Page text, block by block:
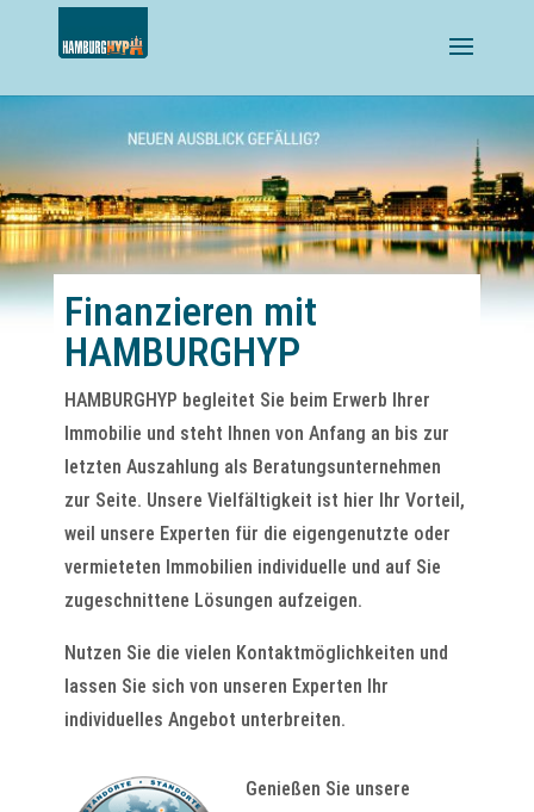
Finanzieren mit
HAMBURGHYP
HAMBURGHYP begleitet Sie beim Erwerb Ihrer
Immobilie und steht Ihnen von Anfang an bis zur
letzten Auszahlung als Beratungsunternehmen
zur Seite. Unsere Vielfältigkeit ist hier Ihr Vorteil,
weil unsere Experten für die eigengenutzte oder
vermieteten Immobilien individuelle und auf Sie
zugeschnittene Lösungen aufzeigen.
Nutzen Sie die vielen Kontaktmöglichkeiten und
lassen Sie sich von unseren Experten Ihr
individuelles Angebot unterbreiten.
Genießen Sie unsere